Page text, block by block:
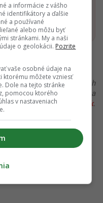
zdroj
odkaz sa otvorí v
V prípade, že máš postreh
chybu, napíš nám na
redakcia@startitup.sk.
,mobilná
a informácie z vášho
identifikátory a ďalšie
a používané
alebo môžu byť
stránkami. My a naši
o geolokácii. Pozrite
vaše osobné údaje na
ktorému môžete vzniesť
Dole na tejto stránke
pomocou ktorého
v nastaveniach